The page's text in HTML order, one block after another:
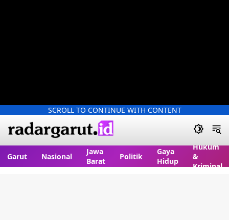
SCROLL TO CONTINUE WITH CONTENT
Garut Nasional
Jawa
Barat
Politik
Gaya
Hidup
Hukum
&
Kriminal